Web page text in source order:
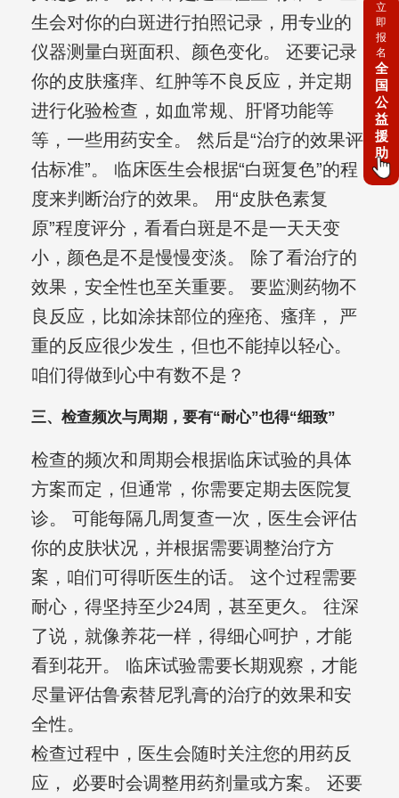
生会对你的白斑进行拍照记录，用专业的
仪器测量白斑面积、颜色变化。 还要记录
你的皮肤瘙痒、红肿等不良反应，并定期
进行化验检查，如血常规、肝肾功能等
等，一些用药安全。 然后是“治疗的效果评
估标准”。 临床医生会根据“白斑复色”的程
度来判断治疗的效果。 用“皮肤色素复
原”程度评分，看看白斑是不是一天天变
小，颜色是不是慢慢变淡。 除了看治疗的
效果，安全性也至关重要。 要监测药物不
良反应，比如涂抹部位的痤疮、瘙痒， 严
重的反应很少发生，但也不能掉以轻心。
咱们得做到心中有数不是？
三、检查频次与周期，要有“耐心”也得“细致”
检查的频次和周期会根据临床试验的具体
方案而定，但通常，你需要定期去医院复
诊。 可能每隔几周复查一次，医生会评估
你的皮肤状况，并根据需要调整治疗方
案，咱们可得听医生的话。 这个过程需要
耐心，得坚持至少24周，甚至更久。 往深
了说，就像养花一样，得细心呵护，才能
看到花开。 临床试验需要长期观察，才能
尽量评估鲁索替尼乳膏的治疗的效果和安
全性。
检查过程中，医生会随时关注您的用药反
应， 必要时会调整用药剂量或方案。 还要
立
即
报
名
全
国
公
益
援
助